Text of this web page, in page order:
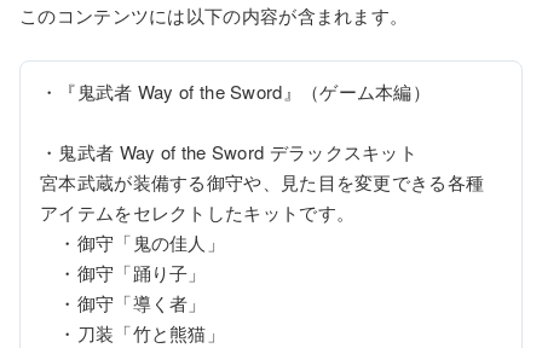
このコンテンツには以下の内容が含まれます。
・『鬼武者 Way of the Sword』（ゲーム本編）
・鬼武者 Way of the Sword デラックスキット
宮本武蔵が装備する御守や、見た目を変更できる各種
アイテムをセレクトしたキットです。
・御守「鬼の佳人」
・御守「踊り子」
・御守「導く者」
・刀装「竹と熊猫」